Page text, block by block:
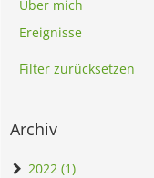
Über mich
Ereignisse
Filter zurücksetzen
Archiv
2022 (1)